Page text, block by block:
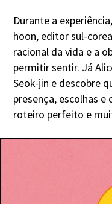
Durante a
hoon, editor sul-
racional da vida e a
permitir sentir. Já
Seok-jin e descobre
presença, escolhas
roteiro perfeito e